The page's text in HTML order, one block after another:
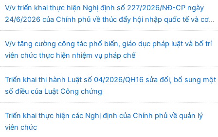
V/v triển khai thực hiện Nghị định số 227/2026/NĐ-CP ngày
24/6/2026 của Chính phủ về thúc đẩy hội nhập quốc tế và cơ
chế đặc thù trong lĩnh vực y tế
V/v tăng cường công tác phổ biến, giáo dục pháp luật và bố trí
viên chức thực hiện nhiệm vụ pháp chế
Triển khai thi hành Luật số 04/2026/QH16 sửa đổi, bổ sung một
số điều của Luật Công chứng
Triển khai thực hiện các Nghị định của Chính phủ về quản lý
viên chức